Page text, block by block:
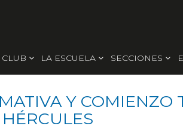
CLUB LA ESCUELA SECCIONES
Y COMIENZO